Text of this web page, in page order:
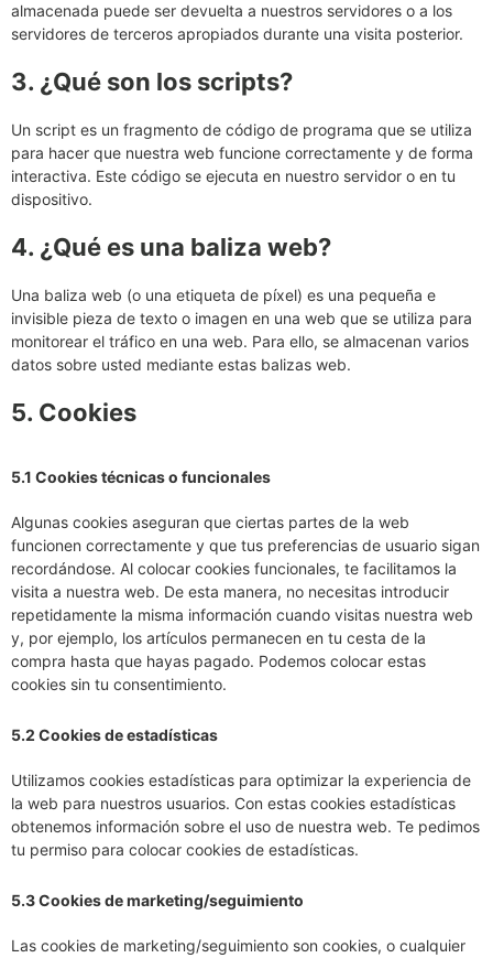
almacenada puede ser devuelta a nuestros servidores o a los
servidores de terceros apropiados durante una visita posterior.
3. ¿Qué son los scripts?
Un script es un fragmento de código de programa que se utiliza
para hacer que nuestra web funcione correctamente y de forma
interactiva. Este código se ejecuta en nuestro servidor o en tu
dispositivo.
4. ¿Qué es una baliza web?
Una baliza web (o una etiqueta de píxel) es una pequeña e
invisible pieza de texto o imagen en una web que se utiliza para
monitorear el tráfico en una web. Para ello, se almacenan varios
datos sobre usted mediante estas balizas web.
5. Cookies
5.1 Cookies técnicas o funcionales
Algunas cookies aseguran que ciertas partes de la web
funcionen correctamente y que tus preferencias de usuario sigan
recordándose. Al colocar cookies funcionales, te facilitamos la
visita a nuestra web. De esta manera, no necesitas introducir
repetidamente la misma información cuando visitas nuestra web
y, por ejemplo, los artículos permanecen en tu cesta de la
compra hasta que hayas pagado. Podemos colocar estas
cookies sin tu consentimiento.
5.2 Cookies de estadísticas
Utilizamos cookies estadísticas para optimizar la experiencia de
la web para nuestros usuarios. Con estas cookies estadísticas
obtenemos información sobre el uso de nuestra web. Te pedimos
tu permiso para colocar cookies de estadísticas.
5.3 Cookies de marketing/seguimiento
Las cookies de marketing/seguimiento son cookies, o cualquier